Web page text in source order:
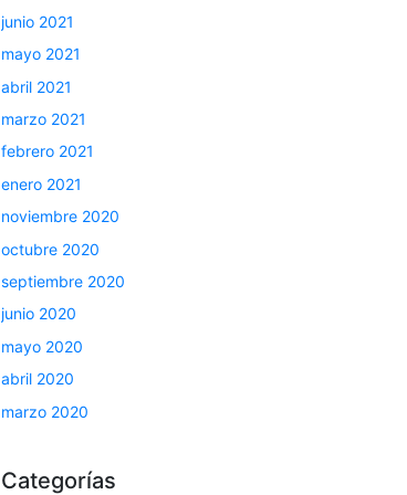
junio 2021
mayo 2021
abril 2021
marzo 2021
febrero 2021
enero 2021
noviembre 2020
octubre 2020
septiembre 2020
junio 2020
mayo 2020
abril 2020
marzo 2020
Categorías